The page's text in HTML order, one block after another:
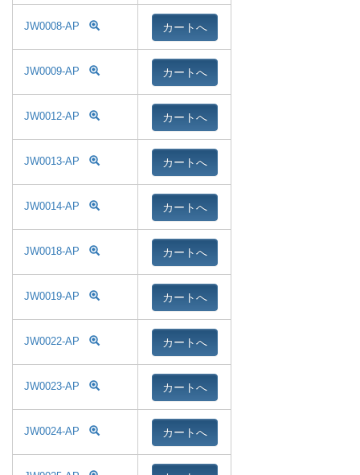
JW0008-AP カートへ
JW0009-AP カートへ
JW0012-AP カートへ
JW0013-AP カートへ
JW0014-AP カートへ
JW0018-AP カートへ
JW0019-AP カートへ
JW0022-AP カートへ
JW0023-AP カートへ
JW0024-AP カートへ